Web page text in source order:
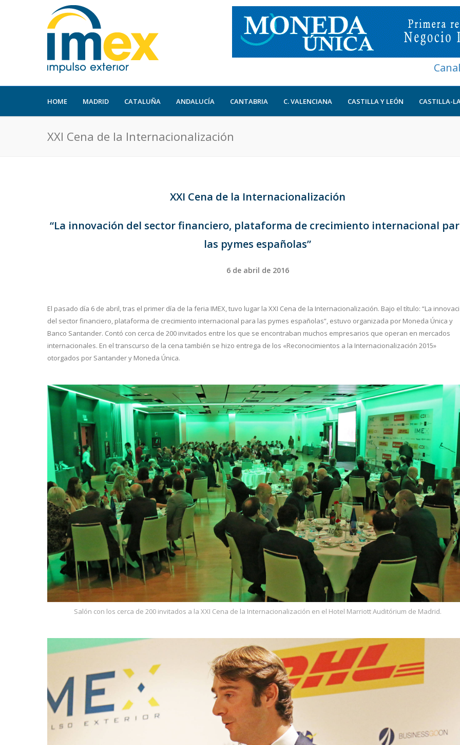
HOME MADRID CATALUÑA ANDALUCÍA CANTABRIA C. VALENCIANA CASTILLA Y LEÓN CASTILLA-
XXI Cena de la Internacionalización
XXI Cena de la Internacionalización
“La innovación del sector financiero, plataforma de crecimiento internacional
las pymes españolas”
6 de abril de 2016
El pasado día 6 de abril, tras el primer día de la feria IMEX, tuvo lugar la XXI Cena de la Internacionalización. Bajo el título: “La
del sector financiero, plataforma de crecimiento internacional para las pymes españolas”, estuvo organizada por Moneda Única y
Banco Santander. Contó con cerca de 200 invitados entre los que se encontraban muchos empresarios que operan en mercados
internacionales. En el transcurso de la cena también se hizo entrega de los «Reconocimientos a la Internacionalización 2015»
otorgados por Santander y Moneda Única.
Salón con los cerca de 200 invitados a la XXI Cena de la Internacionalización en el Hotel Marriott Auditórium de Madrid.